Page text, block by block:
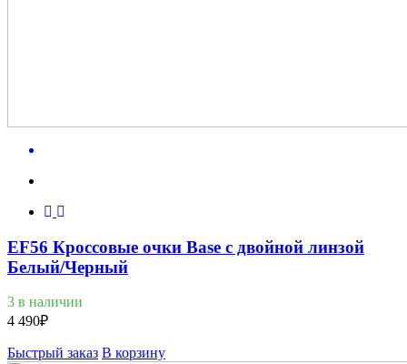
EF56 Кроссовые очки Base с двойной линзой
Белый/Черный
3 в наличии
4 490₽
Быстрый заказ В корзину